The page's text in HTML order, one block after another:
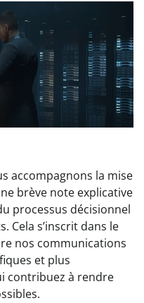
accompagnons la mise
brève note explicative
processus décisionnel
Cela s’inscrit dans le
nos communications
et plus
contribuez à rendre